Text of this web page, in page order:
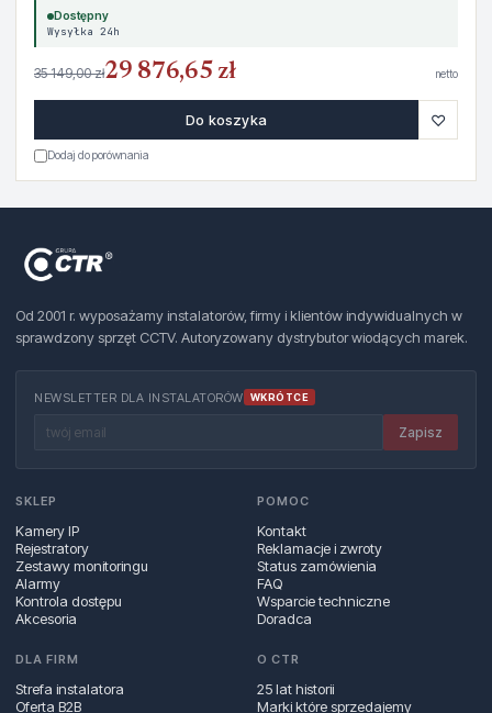
Dostępny
Wysyłka 24h
35 149,00 zł29 876,65 zł netto
Do koszyka ♡
Dodaj do porównania
Od 2001 r. wyposażamy instalatorów, firmy i klientów indywidualnych w
sprawdzony sprzęt CCTV. Autoryzowany dystrybutor wiodących marek.
NEWSLETTER DLA INSTALATORÓW WKRÓTCE
Zapisz
SKLEP
Kamery IP
Rejestratory
Zestawy monitoringu
Alarmy
Kontrola dostępu
Akcesoria
POMOC
Kontakt
Reklamacje i zwroty
Status zamówienia
FAQ
Wsparcie techniczne
Doradca
DLA FIRM
Strefa instalatora
Oferta B2B
O CTR
25 lat historii
Marki które sprzedajemy